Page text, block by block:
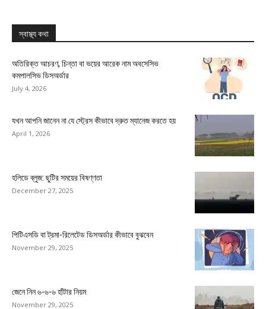
স্বাস্থ্য কথা
অতিরিক্ত আচরণ, চিন্তা বা ভয়ের আরেক নাম অবসেসিভ
কমপালসিভ ডিসঅর্ডার
July 4, 2026
যখন আপনি জানেন না যে স্ট্রেস কীভাবে দ্রুত ম্যানেজ করতে হয়
April 1, 2026
হলিডে ব্লুজ: ছুটির সময়ের বিষণ্ণতা
December 27, 2025
পিটিএসডি বা ট্রমা-রিলেটেড ডিসঅর্ডার কীভাবে বুঝবেন
November 29, 2025
জেনে নিন ৬-৬-৬ হাঁটার নিয়ম
November 29, 2025